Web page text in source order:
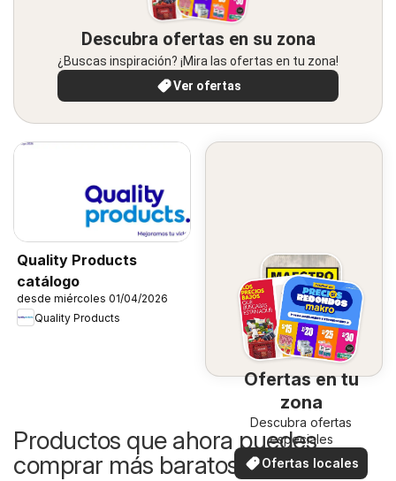
Descubra ofertas en su zona
¿Buscas inspiración? ¡Mira las ofertas en tu zona!
Ver ofertas
Quality Products
catálogo
desde miércoles 01/04/2026
Quality Products
Ofertas en tu
zona
Descubra ofertas
especiales
Ofertas locales
Productos que ahora puedes
comprar más baratos